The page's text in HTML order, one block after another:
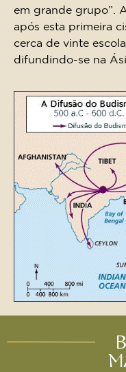
em grande grupo”.
após esta primeira
cerca de vinte
difundindo-se na